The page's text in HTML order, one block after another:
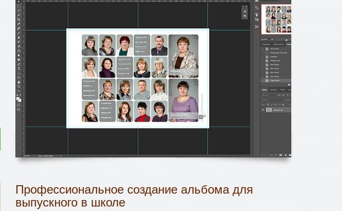
Профессиональное создание альбома для
выпускного в школе